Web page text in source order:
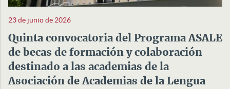
23 de junio de 2026
Quinta convocatoria del Programa ASALE
de becas de formación y colaboración
destinado a las academias de la
Asociación de Academias de la Lengua